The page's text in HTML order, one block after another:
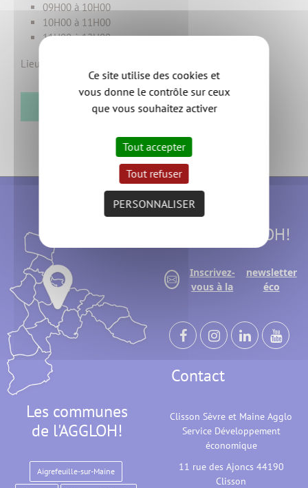
09H00 à 10H00
10H00 à 11H00
11H00 à 12H00
Lieu : L'alter éco - 11 rue des Ajoncs - 44190 CLISSON
RETOUR
Les communes
de l'AGGLOH!
Aigrefeuille-sur-Maine
Suivez l'AGGLOH!
Inscrivez-
vous à la
newsletter
éco
Contact
Clisson Sèvre et Maine Agglo
Service Développement
économique
11 rue des Ajoncs 44190
Clisson
Ce site utilise des cookies et
vous donne le contrôle sur ceux
que vous souhaitez activer
Tout accepter
Tout refuser
PERSONNALISER